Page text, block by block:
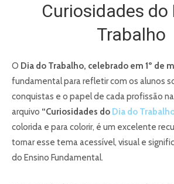
Curiosidades do
Trabalho
O Dia do Trabalho, celebrado em 1º de
fundamental para refletir com os alunos
conquistas e o papel de cada profissão
arquivo “Curiosidades do Dia do
colorida e para colorir, é um excelente
tornar esse tema acessível, visual e
do Ensino Fundamental.